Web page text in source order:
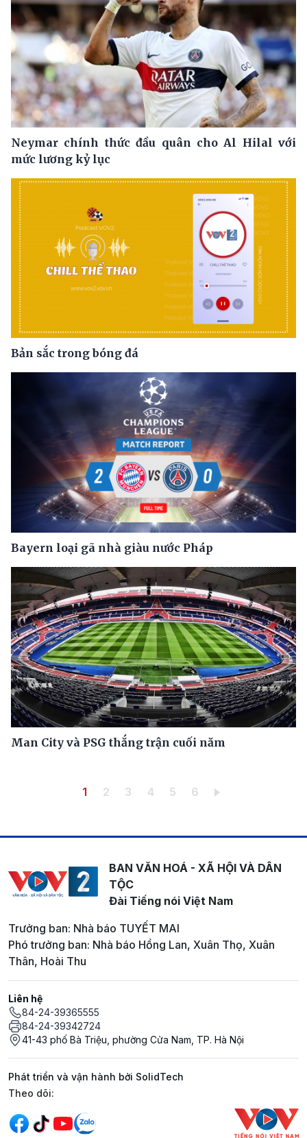
Neymar chính thức đầu quân cho Al Hilal với
mức lương kỷ lục
Bản sắc trong bóng đá
Bayern loại gã nhà giàu nước Pháp
Man City và PSG thắng trận cuối năm
PaginationTrang hiện thời
1 Trang
2 Trang
3 Trang
4 Trang
5 Trang
6
BAN VĂN HOÁ - XÃ HỘI VÀ DÂN
TỘC
Đài Tiếng nói Việt Nam
Trưởng ban: Nhà báo TUYẾT MAI
Phó trưởng ban: Nhà báo Hồng Lan, Xuân Thọ, Xuân
Thân, Hoài Thu
Liên hệ
84-24-39365555
84-24-39342724
41-43 phố Bà Triệu, phường Cửa Nam, TP. Hà Nội
Phát triển và vận hành bởi SolidTech
Mạng xã hội
Theo dõi: